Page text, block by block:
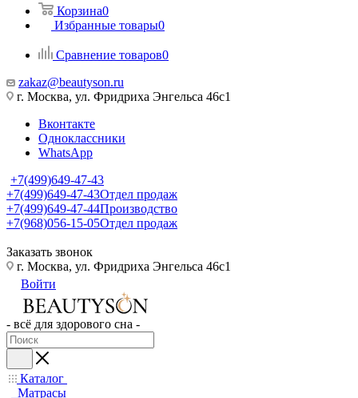
Корзина0
Избранные товары0
Сравнение товаров0
zakaz@beautyson.ru
г. Москва, ул. Фридриха Энгельса 46с1
Вконтакте
Одноклассники
WhatsApp
+7(499)649-47-43
+7(499)649-47-43Отдел продаж
+7(499)649-47-44Производство
+7(968)056-15-05Отдел продаж
Заказать звонок
г. Москва, ул. Фридриха Энгельса 46с1
Войти
- всё для здорового сна -
Каталог
Матрасы